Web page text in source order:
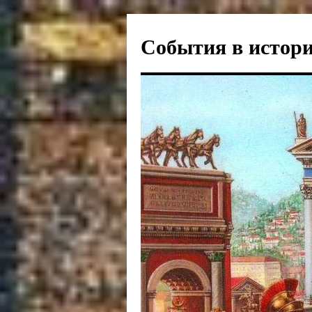
События в